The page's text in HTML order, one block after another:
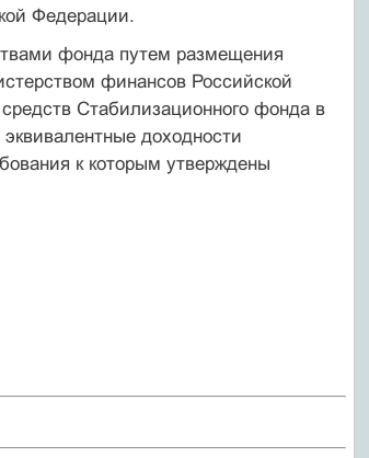
Федерации.
фонда путем размещения
финансов Российской
Стабилизацион­ного фонда в
доходности
к которым утверждены